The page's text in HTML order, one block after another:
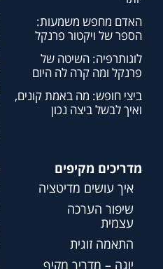
האדם מחפש משמעות:
הספר של ויקטור פרנקל
לוגותרפיה: השיטה של
פרנקל ומה קרה לה היום
ביצי חופש: מה באמת קונים,
ואיך לבשל ביצה נכון
מדריכים מקיפים
איך עושים מדיטציה
שיפור הערכה
עצמית
התאמה זוגית
יוגה – מדריך מקיף